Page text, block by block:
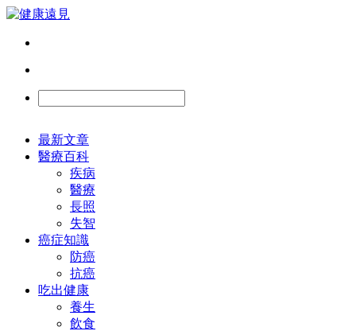
最新文章
醫療百科
疾病
醫療
長照
失智
癌症知識
防癌
抗癌
吃出健康
養生
飲食